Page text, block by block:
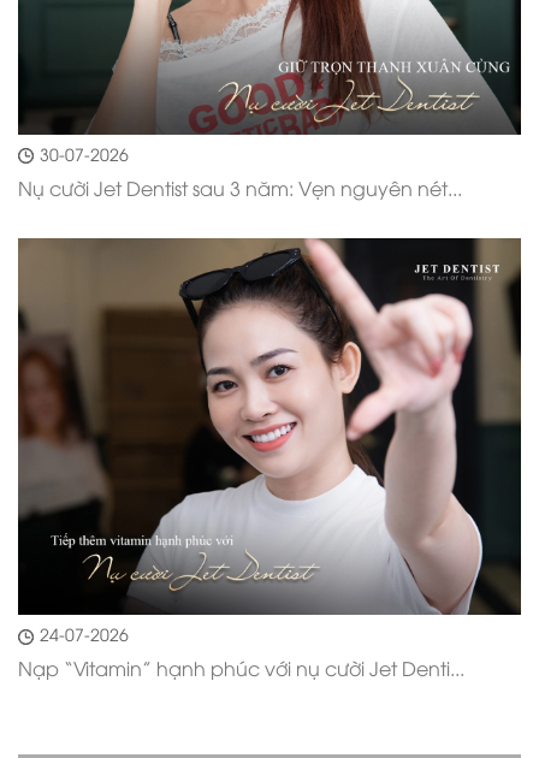
30-07-2026
Nụ cười Jet Dentist sau 3 năm: Vẹn nguyên nét...
24-07-2026
Nạp “Vitamin” hạnh phúc với nụ cười Jet Denti...